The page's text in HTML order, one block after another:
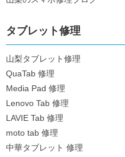
タブレット修理
山梨タブレット修理
QuaTab 修理
Media Pad 修理
Lenovo Tab 修理
LAVIE Tab 修理
moto tab 修理
中華タブレット 修理